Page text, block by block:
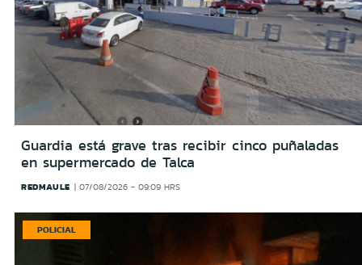
Guardia está grave tras recibir cinco puñaladas
en supermercado de Talca
REDMAULE 07/08/2026 - 09:09 HRS
POLICIAL